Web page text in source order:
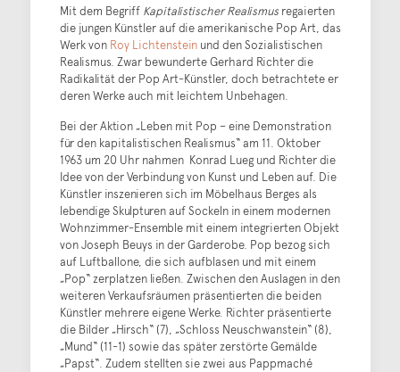
Mit dem Begriff Kapitalistischer Realismusregaierten
die jungen Künstler auf die amerikanische Pop Art, das
Werk von Roy Lichtensteinund den Sozialistischen
Realismus. Zwar bewunderte Gerhard Richter die
Radikalität der Pop Art-Künstler, doch betrachtete er
deren Werke auch mit leichtem Unbehagen.
Bei der Aktion „Leben mit Pop – eine Demonstration
für den kapitalistischen Realismus“ am 11. Oktober
1963 um 20 Uhr nahmen Konrad Lueg und Richter die
Idee von der Verbindung von Kunst und Leben auf. Die
Künstler inszenieren sich im Möbelhaus Berges als
lebendige Skulpturen auf Sockeln in einem modernen
Wohnzimmer-Ensemble mit einem integrierten Objekt
von Joseph Beuys in der Garderobe. Pop bezog sich
auf Luftballone, die sich aufblasen und mit einem
„Pop“ zerplatzen ließen. Zwischen den Auslagen in den
weiteren Verkaufsräumen präsentierten die beiden
Künstler mehrere eigene Werke. Richter präsentierte
die Bilder „Hirsch“ (7), „Schloss Neuschwanstein“ (8),
„Mund“ (11-1) sowie das später zerstörte Gemälde
„Papst“. Zudem stellten sie zwei aus Pappmaché